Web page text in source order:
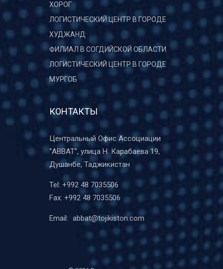
ХОРОГ
ЛОГИСТИЧЕСКИЙ ЦЕНТР В ГОРОДЕ
ХУДЖАНД
ФИЛИАЛ В СОГДИЙСКОЙ ОБЛАСТИ
ЛОГИСТИЧЕСКИЙ ЦЕНТР В ГОРОДЕ
МУРГОБ
КОНТАКТЫ
Центральный Офис Ассоциации
“ABBAT”, улица Н. Карабаева 19,
Душанбе, Таджикистан
Tel: +992 48 7035506
Fax: +992 48 7035506
Email: abbat@tojikiston.com